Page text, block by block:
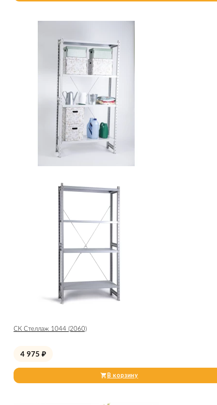
СК Стеллаж 1044 (2060)
4 975 ₽
В корзину